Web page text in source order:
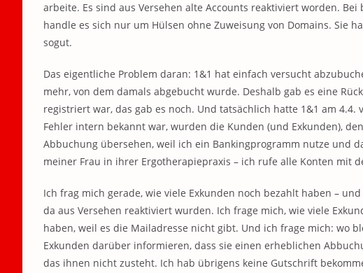
arbeite. Es sind aus Versehen alte Accounts reaktiviert worden.
handle es sich nur um Hülsen ohne Zuweisung von Domains. Sie
sogut.
Das eigentliche Problem daran: 1&1 hat einfach versucht
mehr, von dem damals abgebucht wurde. Deshalb gab es eine
registriert war, das gab es noch. Und tatsächlich hatte 1&1 am
Fehler intern bekannt war, wurden die Kunden (und Exkunden),
Abbuchung übersehen, weil ich ein Bankingprogramm nutze und
meiner Frau in ihrer Ergotherapiepraxis – ich rufe alle Konten mit
Ich frag mich gerade, wie viele Exkunden noch bezahlt haben –
da aus Versehen reaktiviert wurden. Ich frage mich, wie viele
haben, weil es die Mailadresse nicht gibt. Und ich frage mich: wo
Exkunden darüber informieren, dass sie einen erheblichen
das ihnen nicht zusteht. Ich hab übrigens keine Gutschrift